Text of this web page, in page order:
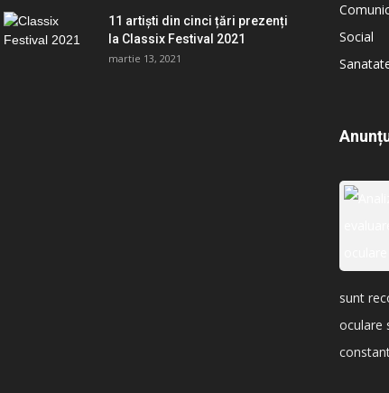
11 artiști din cinci țări prezenți
la Classix Festival 2021
martie 13, 2021
Social
sunt
oculare